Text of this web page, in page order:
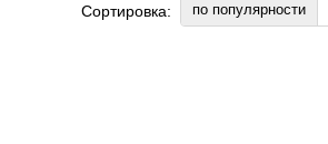
Сортировка: по популярности